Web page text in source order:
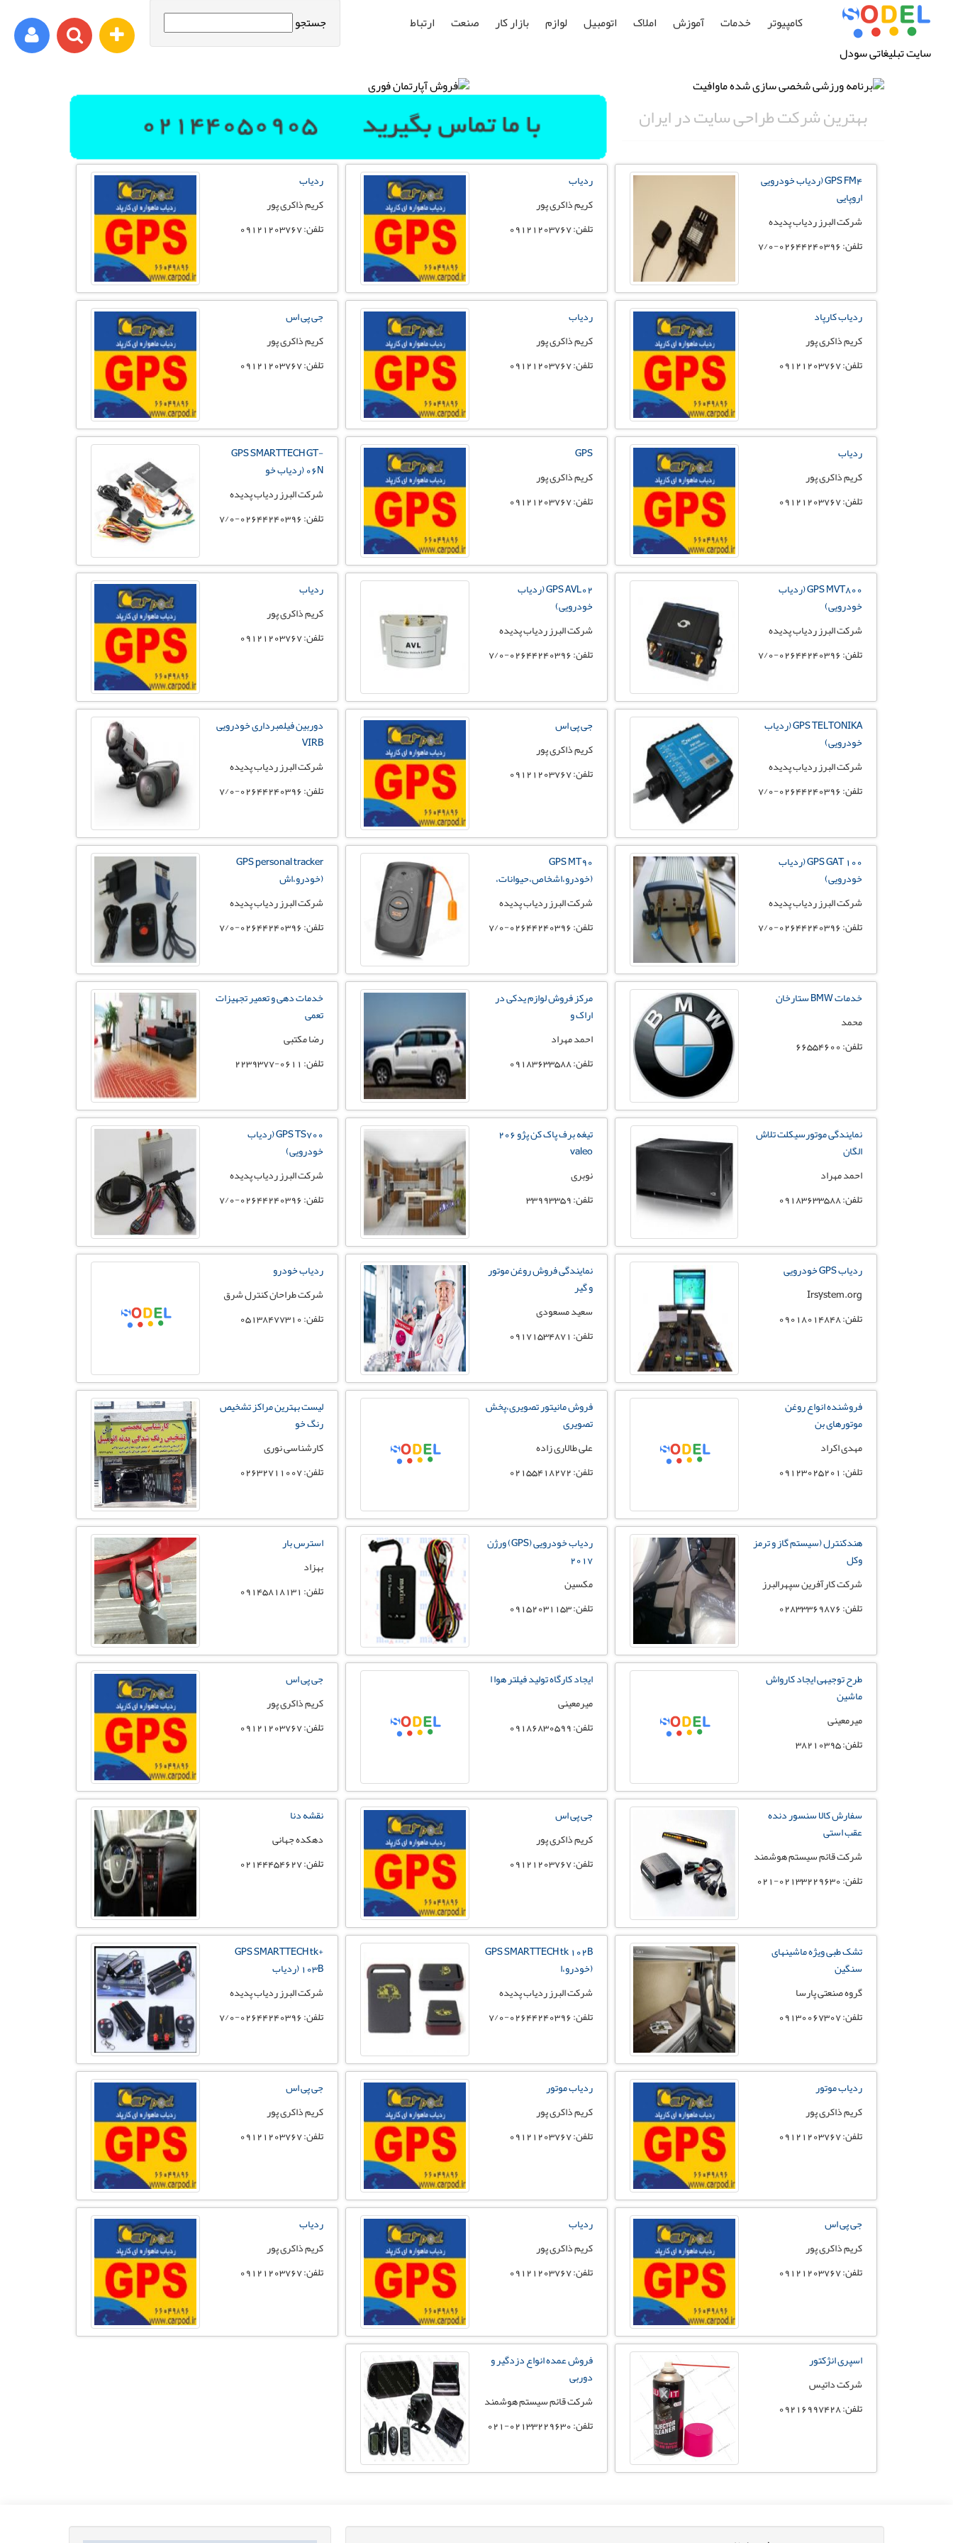
سایت تبلیغاتی سودل
کامپیوتر خدمات آموزش املاک اتومبیل لوازم بازار کار صنعت ارتباط
جستجو
برای مثال : xyz@yahoo.com
رمز عبور شما باید شامل حروف و اعداد باشد
ثبت نامفراموشی رمز عبور
بهترین شرکت طراحی سایت در ایران
GPS FM4 (ردیاب خودرویی
اروپایی
شرکت البرز ردیاب پدیده
تلفن: 02644240396-7/0
ردیاب
کریم ذاکری پور
تلفن: 09121203767
ردیاب
کریم ذاکری پور
تلفن: 09121203767
ردیاب کارپاد
کریم ذاکری پور
تلفن: 09121203767
ردیاب
کریم ذاکری پور
تلفن: 09121203767
جی پی اس
کریم ذاکری پور
تلفن: 09121203767
ردیاب
کریم ذاکری پور
تلفن: 09121203767
GPS
کریم ذاکری پور
تلفن: 09121203767
GPS SMARTTECH GT-
06N (ردیاب خو
شرکت البرز ردیاب پدیده
تلفن: 02644240396-7/0
GPS MVT800 (ردیاب
خودرویی)
شرکت البرز ردیاب پدیده
تلفن: 02644240396-7/0
GPS AVL02 (ردیاب
خودرویی)
شرکت البرز ردیاب پدیده
تلفن: 02644240396-7/0
ردیاب
کریم ذاکری پور
تلفن: 09121203767
GPS TELTONIKA (ردیاب
خودرویی)
شرکت البرز ردیاب پدیده
تلفن: 02644240396-7/0
جی پی اس
کریم ذاکری پور
تلفن: 09121203767
دوربین فیلمبرداری خودرویی
VIRB
شرکت البرز ردیاب پدیده
تلفن: 02644240396-7/0
GPS GAT 100 (ردیاب
خودرویی)
شرکت البرز ردیاب پدیده
تلفن: 02644240396-7/0
GPS MT90
(خودرو،اشخاص،حیوانات،
شرکت البرز ردیاب پدیده
تلفن: 02644240396-7/0
GPS personal tracker
(خودرو،اش
شرکت البرز ردیاب پدیده
تلفن: 02644240396-7/0
خدمات BMW ستارخان
محمد
تلفن: 66554600
مرکز فروش لوازم یدکی در
اراک و
احمد مهراد
تلفن: 09183633588
خدمات دهی و تعمیر تجهیزات
تعمی
رضا مکتبی
تلفن: 0611-2239377
نمایندگی موتورسیکلت تلاش
الگان
احمد مهراد
تلفن: 09183633588
تیغه برف پاک کن پژو 206
valeo
نوبری
تلفن: 33993359
GPS TS700 (ردیاب
خودرویی)
شرکت البرز ردیاب پدیده
تلفن: 02644240396-7/0
ردیاب GPS خودرویی
Irsystem.org
تلفن: 09018014848
نمایندگی فروش روغن موتور
و گیر
سعید مسعودی
تلفن: 09171534871
ردیاب خودرو
شرکت طراحان کنترل شرق
تلفن: 05138477310
فروشنده انواع روغن
موتورهای بن
مهدی اکراد
تلفن: 09123025201
فروش مانیتور تصویری،پخش
تصویری
علی طالاری زاده
تلفن: 02155418272
لیست بهترین مراکز تشخیص
رنگ خو
کارشناسی نوری
تلفن: 02632711007
هندكنترل (سيستم گاز و ترمز
وكل
شرکت کارآفرین سپهرالبرز
تلفن: 02833369876
ردیاب خودرویی (GPS) ورژن
۲۰۱۷
مکسین
تلفن: 09152031153
استرس بار
بهزاد
تلفن: 09145818131
طرح توجیهی ایجاد کارواش
ماشین
میرمعینی
تلفن: 38210395
ایجاد کارگاه تولید فیلتر هوا ا
میرمعینی
تلفن: 09186830599
جی پی اس
کریم ذاکری پور
تلفن: 09121203767
سفارش کالا سنسور دنده
عقب استی
شرکت قائم سیستم هوشمند
تلفن: 02133229630-021
جی پی اس
کریم ذاکری پور
تلفن: 09121203767
نقشه دنا
دهکده جهانی
تلفن: 02144454627
تشک طبی ویژه ماشینهای
سنگین
گروه صنعتی پارسا
تلفن: 09130067307
GPS SMARTTECH tk 102B
(خودرو،ا
شرکت البرز ردیاب پدیده
تلفن: 02644240396-7/0
+GPS SMARTTECH tk
103B (ردیاب
شرکت البرز ردیاب پدیده
تلفن: 02644240396-7/0
ردیاب موتور
کریم ذاکری پور
تلفن: 09121203767
ردیاب موتور
کریم ذاکری پور
تلفن: 09121203767
جی پی اس
کریم ذاکری پور
تلفن: 09121203767
جی پی اس
کریم ذاکری پور
تلفن: 09121203767
ردیاب
کریم ذاکری پور
تلفن: 09121203767
ردیاب
کریم ذاکری پور
تلفن: 09121203767
اسپری انژکتور
شرکت داتیس
تلفن: 09216997428
فروش عمده انواع دزدگیر و
دوربی
شرکت قائم سیستم هوشمند
تلفن: 02133229630-021